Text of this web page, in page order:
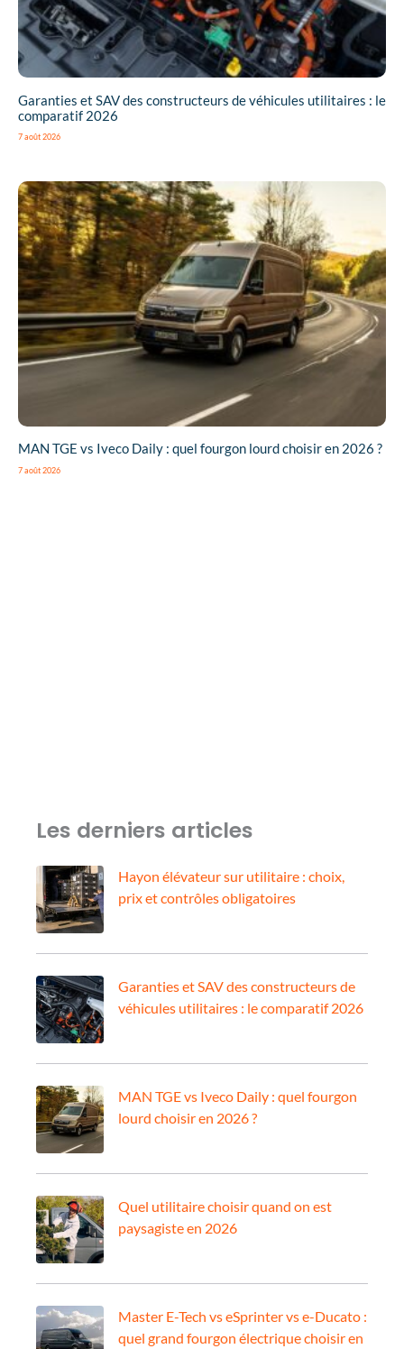
Garanties et SAV des constructeurs de véhicules utilitaires : le
comparatif 2026
7 août 2026
MAN TGE vs Iveco Daily : quel fourgon lourd choisir en 2026 ?
7 août 2026
Les derniers articles
Hayon élévateur sur utilitaire : choix,
prix et contrôles obligatoires
Garanties et SAV des constructeurs de
véhicules utilitaires : le comparatif 2026
MAN TGE vs Iveco Daily : quel fourgon
lourd choisir en 2026 ?
Quel utilitaire choisir quand on est
paysagiste en 2026
Master E-Tech vs eSprinter vs e-Ducato :
quel grand fourgon électrique choisir en